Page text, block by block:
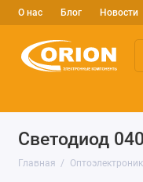
О нас Блог Новости
Светодиод
Главная